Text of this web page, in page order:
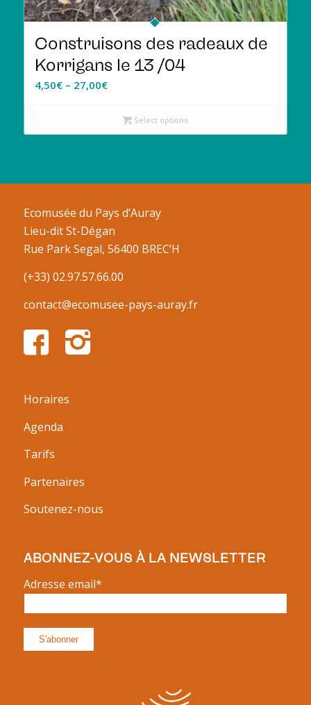
Construisons des radeaux de
Korrigans le 13 /04
4,50€– 27,00€
Select options
Ecomusée du Pays d’Auray
Lieu-dit St-Dégan
Rue Park Segal, 56400 BREC’H
(+33) 02.97.57.66.00
contact@ecomusee-pays-auray.fr
Horaires
Agenda
Tarifs
Partenaires
Soutenez-nous
ABONNEZ-VOUS À LA NEWSLETTER
Adresse email*